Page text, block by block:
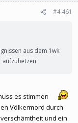
#4.461
aus dem 1wk
es stimmen
Völkermord durch
und ein